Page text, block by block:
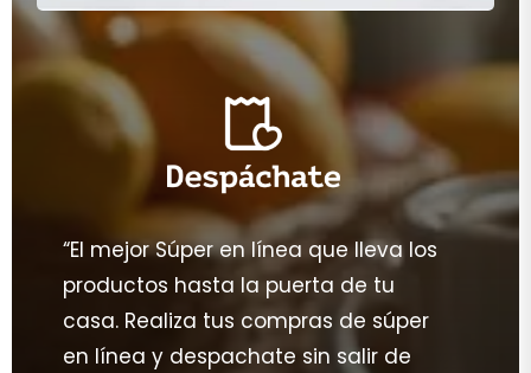
“El mejor Súper en línea que lleva los
productos hasta la puerta de tu
casa. Realiza tus compras de súper
en línea y despachate sin salir de